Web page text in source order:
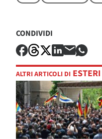
CONDIVIDI
ALTRI ARTICOLI DI ESTERI